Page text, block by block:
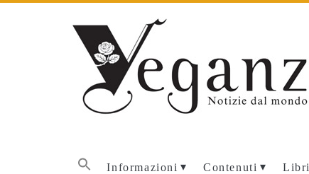
Informazioni Contenuti Libri